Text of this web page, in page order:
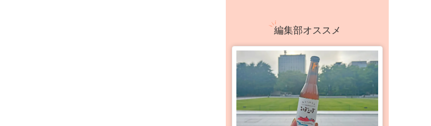
編集部オススメ